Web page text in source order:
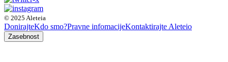
© 2025 Aleteia
DonirajteKdo smo?Pravne infomacijeKontaktirajte Aleteio
Zasebnost